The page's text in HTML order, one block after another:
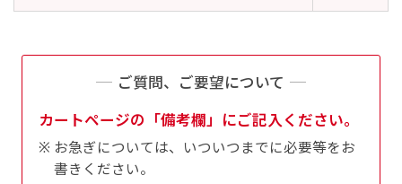
ご質問、ご要望について
カートページの「備考欄」にご記入ください。
お急ぎについては、いついつまでに必要等をお
書きください。
幕の製作をお楽しみください
レギュラースリムのれん
(180x30)
レギュラーのれんスリムは横幕の上部にチチを5
か所つけて疑似的にのれんのような幕をつくりま
す。